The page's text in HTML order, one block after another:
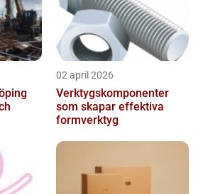
02 april 2026
Verktygskomponenter
som skapar effektiva
formverktyg